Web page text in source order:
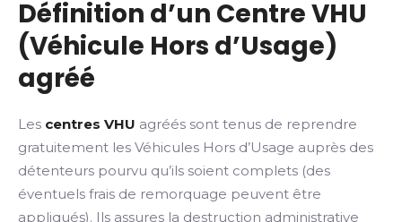
Définition d’un Centre VHU
(Véhicule Hors d’Usage)
agréé
Les centres VHU agréés sont tenus de reprendre
gratuitement les Véhicules Hors d’Usage auprès des
détenteurs pourvu qu’ils soient complets (des
éventuels frais de remorquage peuvent être
appliqués). Ils assures la destruction administrative